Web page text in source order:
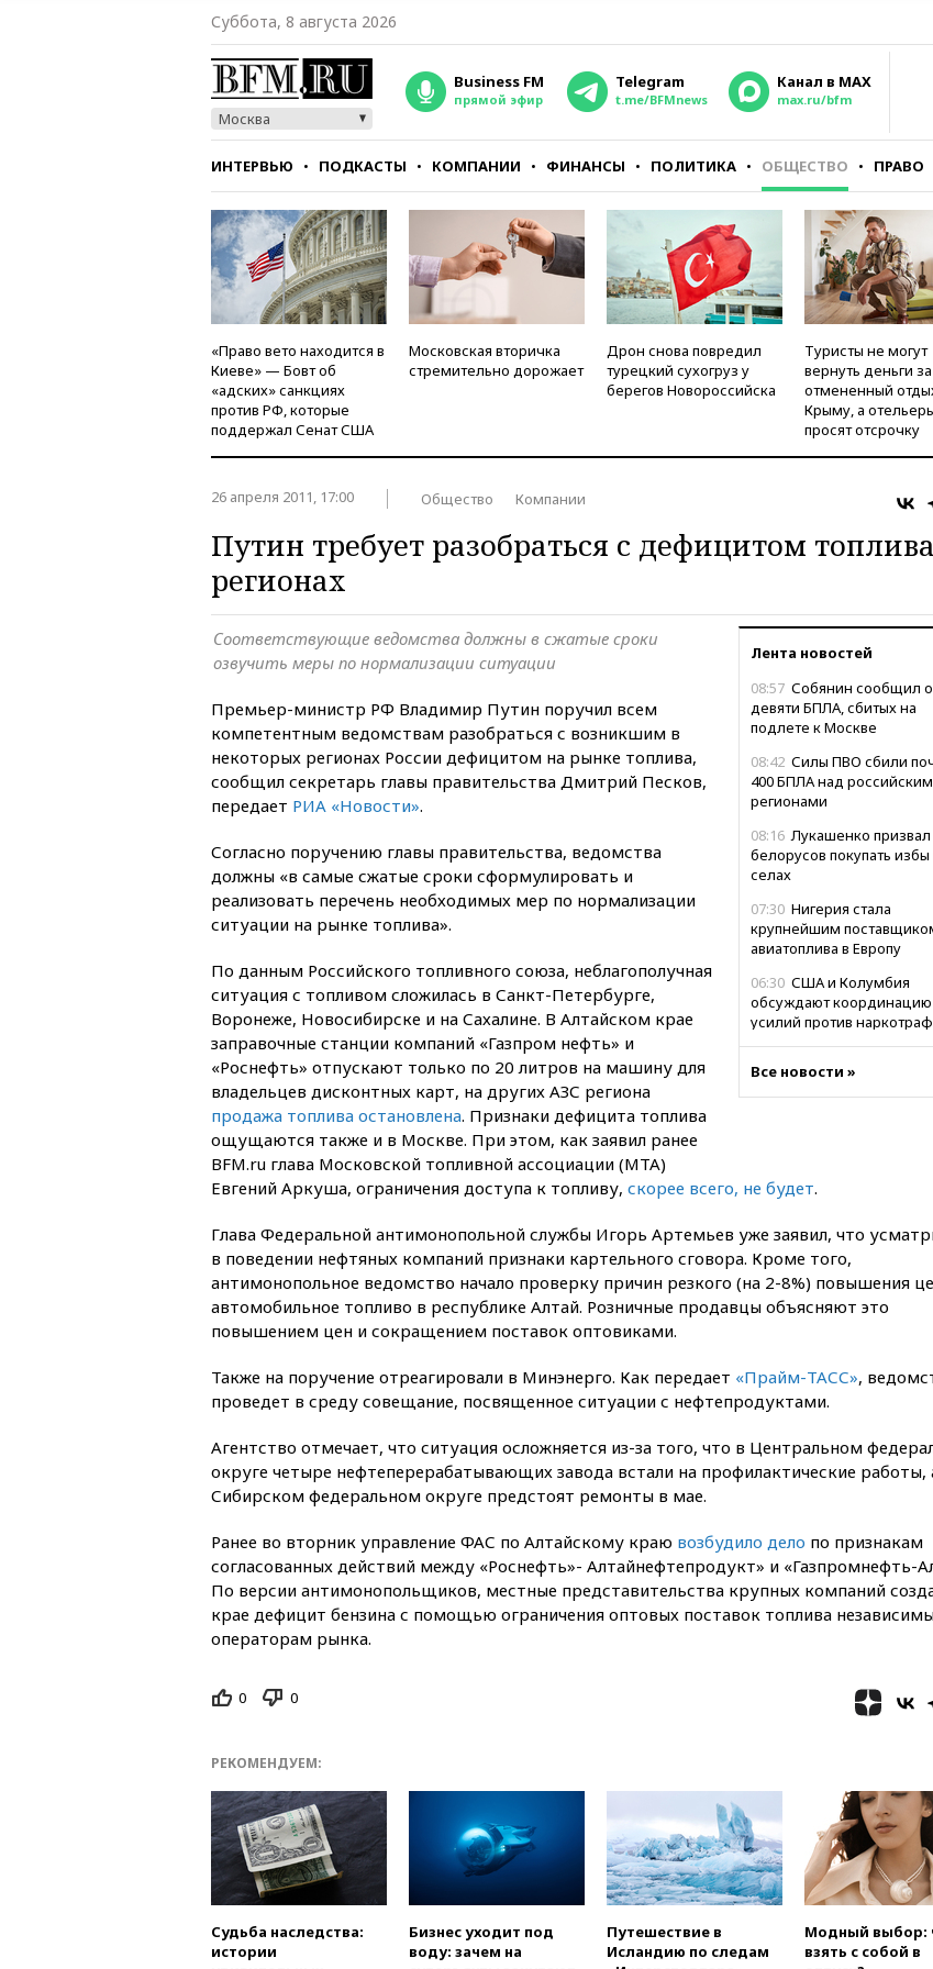
Суббота, 8 августа 2026
Москва
Business FM
прямой эфир
Telegram
t.me/BFMnews
Канал в MAX
max.ru/bfm
ИНТЕРВЬЮ ПОДКАСТЫ КОМПАНИИ ФИНАНСЫ ПОЛИТИКА ОБЩЕСТВО ПРАВО
СТИЛЬ ТЕСТЫ
«Право вето находится в
Киеве» — Бовт об
«адских» санкциях
против РФ, которые
поддержал Сенат США
Московская вторичка
стремительно дорожает
Дрон снова повредил
турецкий сухогруз у
берегов Новороссийска
Туристы не могут
вернуть деньги за
отмененный
Крыму, а
просят отсрочку
26 апреля 2011, 17:00 Общество Компании
Путин требует разобраться с дефицитом
регионах
Лента новостей
08:57 Собянин сообщил о
девяти БПЛА, сбитых на
подлете к Москве
08:42 Силы ПВО сбили
400 БПЛА над
регионами
08:16 Лукашенко призвал
белорусов покупать избы
селах
07:30 Нигерия стала
крупнейшим
авиатоплива в Европу
06:30 США и Колумбия
обсуждают координацию
усилий против
присутствие в Сеуте на
миграционного кризиса
02:30 Трамп попросил
в Госдепе, чтобы «вести
войну»
01:35
Мигрант погиб при
попытке попасть из
00:30
FT: ЕС не готов
блок Украину из-за
коррупции
вчера, 23:35Лукашенко
объяснил экономическую
выгоду безвизового
вчера, 22:59 На башню
ресторана «Армения» в
Москве вернут
скульптуру балерины
Бессент
вчера, 22:15
Три
получили ножевые
при нападении в Чехии
вчера, 22:00Путин
выделить средства на
РЛС для Белгородской
области
The Atlantic:
Все новости »
Соответствующие ведомства должны в сжатые сроки
озвучить меры по нормализации ситуации
Премьер-министр РФ Владимир Путин поручил всем
компетентным ведомствам разобраться с возникшим в
некоторых регионах России дефицитом на рынке топлива,
сообщил секретарь главы правительства Дмитрий Песков,
передает РИА «Новости».
Согласно поручению главы правительства, ведомства
должны «в самые сжатые сроки сформулировать и
реализовать перечень необходимых мер по нормализации
ситуации на рынке топлива».
По данным Российского топливного союза, неблагополучная
ситуация с топливом сложилась в Санкт-Петербурге,
Воронеже, Новосибирске и на Сахалине. В Алтайском крае
заправочные станции компаний «Газпром нефть» и
«Роснефть» отпускают только по 20 литров на машину для
владельцев дисконтных карт, на других АЗС региона
продажа топлива остановлена. Признаки дефицита топлива
ощущаются также и в Москве. При этом, как заявил ранее
BFM.ru глава Московской топливной ассоциации (МТА)
Евгений Аркуша, ограничения доступа к топливу, скорее всего, не будет.
Глава Федеральной антимонопольной службы Игорь Артемьев уже заявил, что
в поведении нефтяных компаний признаки картельного сговора. Кроме того,
антимонопольное ведомство начало проверку причин резкого (на 2-8%) повышения
автомобильное топливо в республике Алтай. Розничные продавцы объясняют это
повышением цен и сокращением поставок оптовиками.
Также на поручение отреагировали в Минэнерго. Как передает «Прайм-ТАСС»,
проведет в среду совещание, посвященное ситуации с нефтепродуктами.
Агентство отмечает, что ситуация осложняется из-за того, что в Центральном
округе четыре нефтеперерабатывающих завода встали на профилактические работы,
Сибирском федеральном округе предстоят ремонты в мае.
Ранее во вторник управление ФАС по Алтайскому краю возбудило дело по признакам
согласованных действий между «Роснефть»- Алтайнефтепродукт» и «Газпромнефть-
По версии антимонопольщиков, местные представительства крупных компаний
крае дефицит бензина с помощью ограничения оптовых поставок топлива
операторам рынка.
0 0
РЕКОМЕНДУЕМ:
Судьба наследства:
истории
Бизнес уходит под
воду: зачем на
Путешествие в
Исландию по следам
Модный выбор:
взять с собой в